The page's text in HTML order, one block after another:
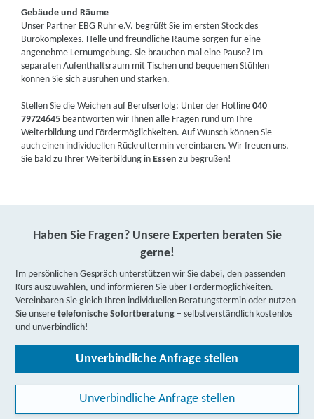
Gebäude und Räume
Unser Partner EBG Ruhr e.V. begrüßt Sie im ersten Stock des
Bürokomplexes. Helle und freundliche Räume sorgen für eine
angenehme Lernumgebung. Sie brauchen mal eine Pause? Im
separaten Aufenthaltsraum mit Tischen und bequemen Stühlen
können Sie sich ausruhen und stärken.
Stellen Sie die Weichen auf Berufserfolg: Unter der Hotline040
79724645 beantworten wir Ihnen alle Fragen rund um Ihre
Weiterbildung und Fördermöglichkeiten. Auf Wunsch können Sie
auch einen individuellen Rückruftermin vereinbaren. Wir freuen uns,
Sie bald zu Ihrer Weiterbildung inEssen zu begrüßen!
Haben Sie Fragen? Unsere Experten beraten Sie
gerne!
Im persönlichen Gespräch unterstützen wir Sie dabei, den passenden
Kurs auszuwählen, und informieren Sie über Fördermöglichkeiten.
Vereinbaren Sie gleich Ihren individuellen Beratungstermin oder nutzen
Sie unseretelefonische Sofortberatung – selbstverständlich kostenlos
und unverbindlich!
Unverbindliche Anfrage stellen
Unverbindliche Anfrage stellen